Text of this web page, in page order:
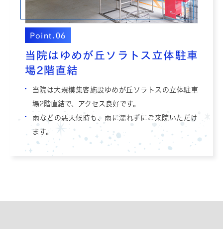
Point.06
当院はゆめが丘ソラトス立体駐車
場2階直結
当院は大規模集客施設ゆめが丘ソラトスの立体駐車
場2階直結で、アクセス良好です。
雨などの悪天候時も、雨に濡れずにご来院いただけ
ます。